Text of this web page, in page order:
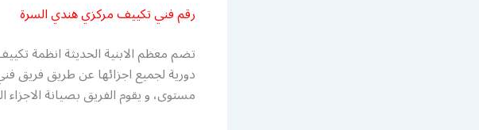
رقم فني تكييف مركزي هندي السرة
تضم معظم الابنية الحديثة انظمة
دورية لجميع اجزائها عن طريق
مستوى، و يقوم الفريق بصيانة